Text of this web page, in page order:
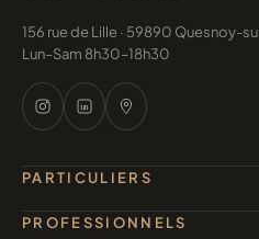
156 rue de Lille · 59890 Quesnoy-
Lun–Sam 8h30–18h30
PARTICULIERS
PROFESSIONNELS